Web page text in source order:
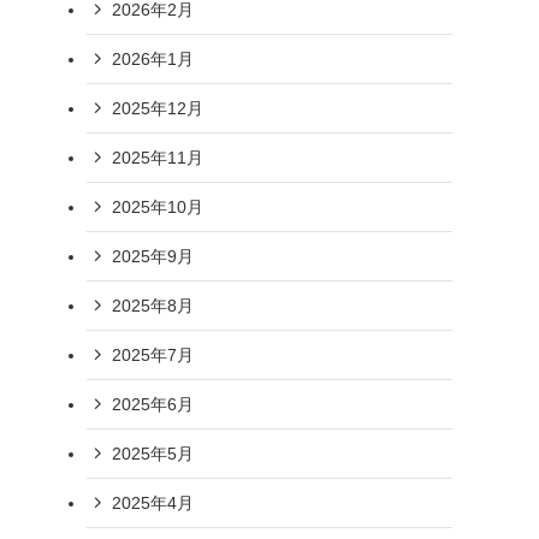
2026年2月
2026年1月
2025年12月
2025年11月
2025年10月
2025年9月
2025年8月
2025年7月
2025年6月
2025年5月
2025年4月